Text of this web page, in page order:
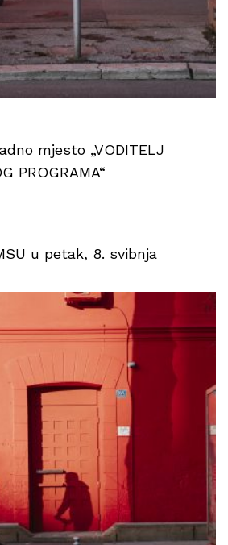
mjesto „VODITELJ
PROGRAMA“
u petak, 8. svibnja